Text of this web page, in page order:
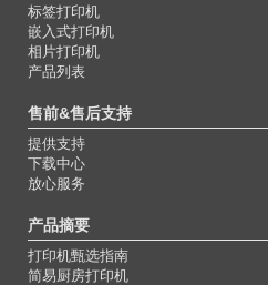
标签打印机
嵌入式打印机
相片打印机
产品列表
售前&售后支持
提供支持
下载中心
放心服务
产品摘要
打印机甄选指南
简易厨房打印机